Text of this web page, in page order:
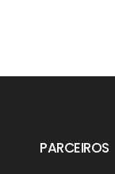
PARCEIROS